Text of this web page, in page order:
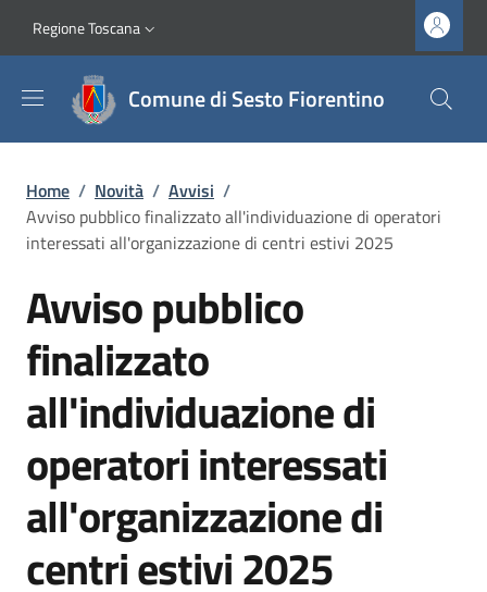
Slim top
Regione Toscana
Comune di Sesto Fiorentino
Briciole di pane
Home / Novità / Avvisi /
Avviso pubblico finalizzato all'individuazione di operatori
interessati all'organizzazione di centri estivi 2025
Avviso pubblico
finalizzato
all'individuazione di
operatori interessati
all'organizzazione di
centri estivi 2025